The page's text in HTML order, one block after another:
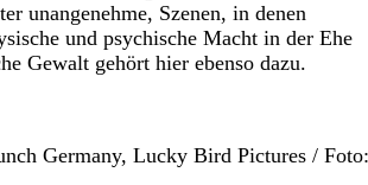
unangenehme, Szenen, in denen
und psychische Macht in der Ehe
Gewalt gehört hier ebenso dazu.
Germany, Lucky Bird Pictures /